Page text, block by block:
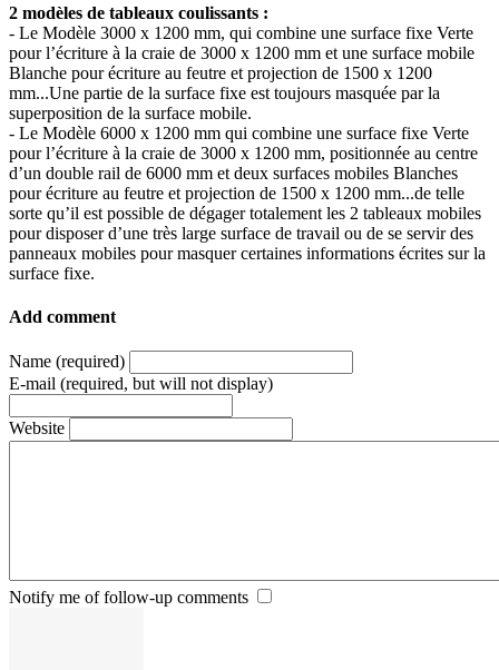
2 modèles de tableaux coulissants :
- Le Modèle 3000 x 1200 mm, qui combine une surface fixe Verte
pour l’écriture à la craie de 3000 x 1200 mm et une surface mobile
Blanche pour écriture au feutre et projection de 1500 x 1200
mm...Une partie de la surface fixe est toujours masquée par la
superposition de la surface mobile.
- Le Modèle 6000 x 1200 mm qui combine une surface fixe Verte
pour l’écriture à la craie de 3000 x 1200 mm, positionnée au centre
d’un double rail de 6000 mm et deux surfaces mobiles Blanches
pour écriture au feutre et projection de 1500 x 1200 mm...de telle
sorte qu’il est possible de dégager totalement les 2 tableaux mobiles
pour disposer d’une très large surface de travail ou de se servir des
panneaux mobiles pour masquer certaines informations écrites sur la
surface fixe.
Add comment
Name (required)
E-mail (required, but will not display)
Website
Notify me of follow-up comments